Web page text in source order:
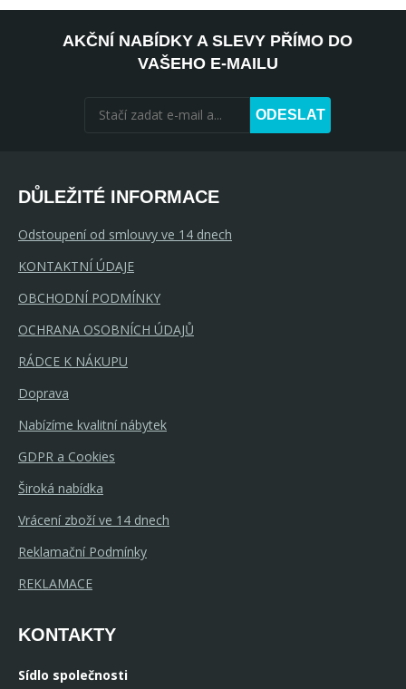
AKČNÍ NABÍDKY A SLEVY PŘÍMO DO
VAŠEHO E-MAILU
ODESLAT
DŮLEŽITÉ INFORMACE
Odstoupení od smlouvy ve 14 dnech
KONTAKTNÍ ÚDAJE
OBCHODNÍ PODMÍNKY
OCHRANA OSOBNÍCH ÚDAJŮ
RÁDCE K NÁKUPU
Doprava
Nabízíme kvalitní nábytek
GDPR a Cookies
Široká nabídka
Vrácení zboží ve 14 dnech
Reklamační Podmínky
REKLAMACE
KONTAKTY
Sídlo společnosti